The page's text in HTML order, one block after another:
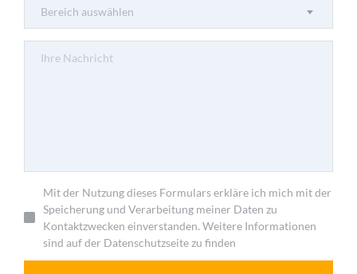
Bereich auswählen
Mit der Nutzung dieses Formulars erkläre ich mich mit der
Speicherung und Verarbeitung meiner Daten zu
Kontaktzwecken einverstanden. Weitere Informationen
sind auf der Datenschutzseite zu finden